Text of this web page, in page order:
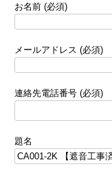
お名前 (必須)
メールアドレス (必須)
連絡先電話番号 (必須)
題名